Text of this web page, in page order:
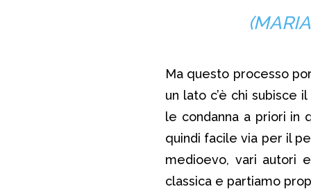
Ma questo processo
un lato c’è chi subisce
le condanna a priori in
quindi facile via per il
medioevo, vari autori
classica e partiamo